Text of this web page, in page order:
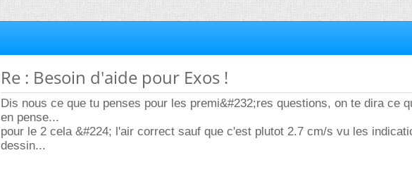
Re : Besoin d'aide pour Exos !
Dis nous ce que tu penses pour les premi&#232;res questions, on te dira ce
en pense...
pour le 2 cela &#224; l'air correct sauf que c'est plutot 2.7 cm/s vu les
dessin...